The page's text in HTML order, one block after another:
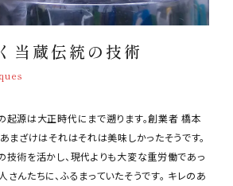
当蔵伝統の技術
起源は大正時代にまで遡ります。創業者 橋本
まざけはそれはそれは美味しかったそうです。
技術を活かし、現代よりも大変な重労働であっ
んたちに、ふるまっていたそうです。 キレのあ